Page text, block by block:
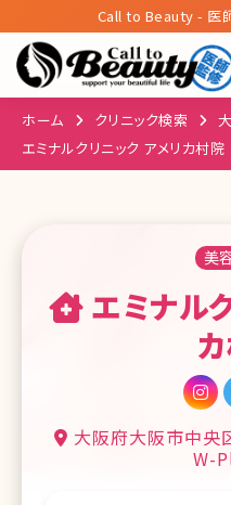
Call to Beauty - 医
ホーム クリニック検索
エミナルクリニック アメリカ村院
美
エミナル
大阪府大阪市中
W-